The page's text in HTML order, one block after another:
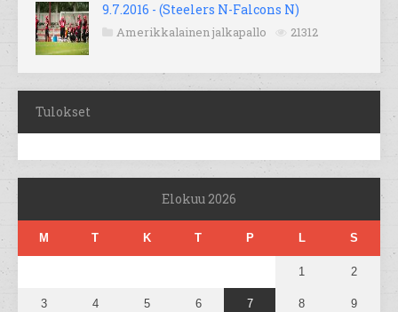
9.7.2016 - (Steelers N-Falcons N)
Amerikkalainen jalkapallo 21312
Tulokset
Elokuu 2026
M T K T P L S
1 2
3 4 5 6 7 8 9